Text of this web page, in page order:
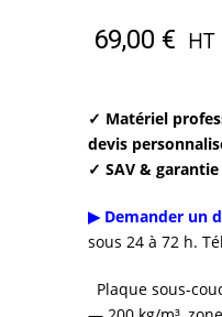
69,00 € HT
✓ Matériel
devis
✓ SAV & garantie
▶ Demander un
sous 24 à 72 h.
Plaque sous-